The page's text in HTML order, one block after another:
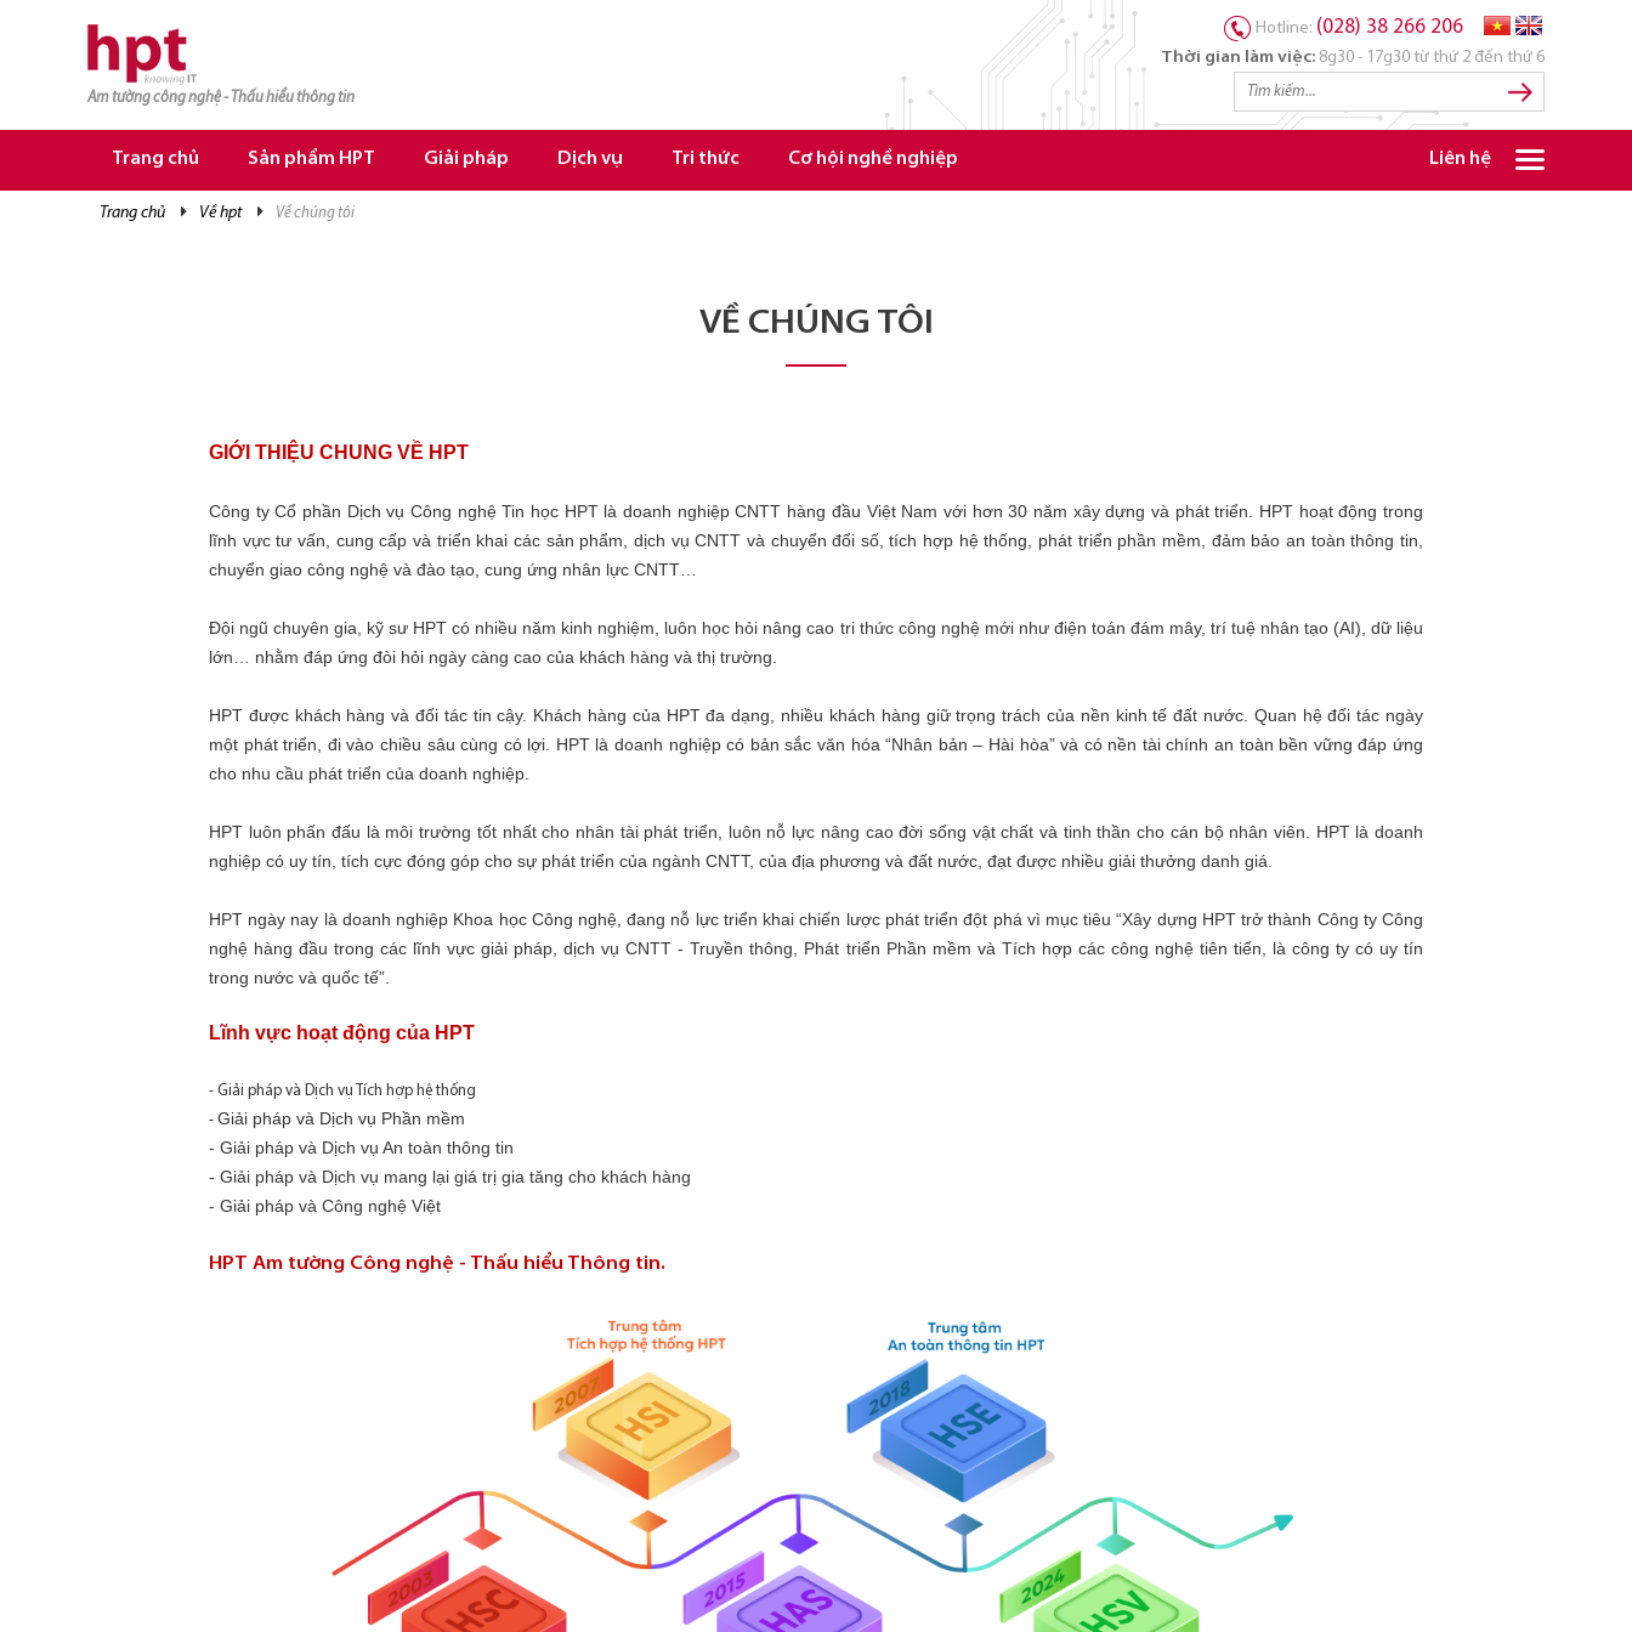
Am tường công nghệ - Thấu hiểu thông tin
Hotline: (028) 38 266 206
Thời gian làm việc: 8g30 - 17g30 từ thứ 2 đến thứ 6
Trang chủ Sản phẩm HPT Giải pháp Dịch vụ Tri thức Cơ hội nghề nghiệp Liên hệ
trang chủ về hpt về chúng tôi
VỀ CHÚNG TÔI
GIỚI THIỆU CHUNG VỀ HPT
Công ty Cổ phần Dịch vụ Công nghệ Tin học HPT là doanh nghiệp CNTT hàng đầu Việt Nam với hơn 30 năm xây dựng và phát triển. HPT hoạt động trong
lĩnh vực tư vấn, cung cấp và triển khai các sản phẩm, dịch vụ CNTT và chuyển đổi số, tích hợp hệ thống, phát triển phần mềm, đảm bảo an toàn thông tin,
chuyển giao công nghệ và đào tạo, cung ứng nhân lực CNTT…
Đội ngũ chuyên gia, kỹ sư HPT có nhiều năm kinh nghiệm, luôn học hỏi nâng cao tri thức công nghệ mới như điện toán đám mây, trí tuệ nhân tạo (AI), dữ liệu
lớn… nhằm đáp ứng đòi hỏi ngày càng cao của khách hàng và thị trường.
HPT được khách hàng và đối tác tin cậy. Khách hàng của HPT đa dạng, nhiều khách hàng giữ trọng trách của nền kinh tế đất nước. Quan hệ đối tác ngày
một phát triển, đi vào chiều sâu cùng có lợi. HPT là doanh nghiệp có bản sắc văn hóa “Nhân bản – Hài hòa” và có nền tài chính an toàn bền vững đáp ứng
cho nhu cầu phát triển của doanh nghiệp.
HPT luôn phấn đấu là môi trường tốt nhất cho nhân tài phát triển, luôn nỗ lực nâng cao đời sống vật chất và tinh thần cho cán bộ nhân viên. HPT là doanh
nghiệp có uy tín, tích cực đóng góp cho sự phát triển của ngành CNTT, của địa phương và đất nước, đạt được nhiều giải thưởng danh giá.
HPT ngày nay là doanh nghiệp Khoa học Công nghệ, đang nỗ lực triển khai chiến lược phát triển đột phá vì mục tiêu “Xây dựng HPT trở thành Công ty Công
nghệ hàng đầu trong các lĩnh vực giải pháp, dịch vụ CNTT - Truyền thông, Phát triển Phần mềm và Tích hợp các công nghệ tiên tiến, là công ty có uy tín
trong nước và quốc tế”.
Lĩnh vực hoạt động của HPT
- Giải pháp và Dịch vụ Tích hợp hệ thống
- Giải pháp và Dịch vụ Phần mềm
- Giải pháp và Dịch vụ An toàn thông tin
- Giải pháp và Dịch vụ mang lại giá trị gia tăng cho khách hàng
- Giải pháp và Công nghệ Việt
HPT Am tường Công nghệ - Thấu hiểu Thông tin.
TRANG CHỦ
TRANG CHỦ